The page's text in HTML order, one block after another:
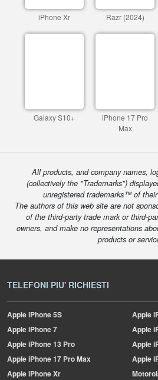
iPhone Xr Razr (2024)
Galaxy S10+
iPhone 17 Pro
Max
All products, and company names,
(collectively the "Trademarks")
unregistered trademarks™ of
The authors of this web site are not
of the third-party trade mark or third-
owners, and make no representations
products or
TELEFONI PIU' RICHIESTI
AppleiPhone 5S Apple
AppleiPhone 7 Apple
AppleiPhone 13 Pro Apple
AppleiPhone 17 Pro Max Apple
AppleiPhone Xr